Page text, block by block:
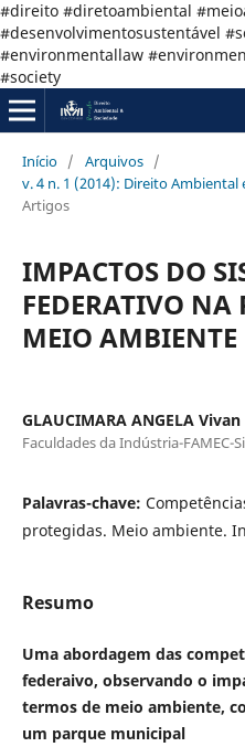
#direito #diretoambiental
#desenvolvimentosustentável
#environmentallaw
#society
Início / Arquivos /
v. 4 n. 1 (2014): Direito Ambiental
Artigos
IMPACTOS DO
FEDERATIVO NA
MEIO AMBIENTE
GLAUCIMARA ANGELA Vivan
Faculdades da Indústria-FAMEC-
Palavras-chave:
protegidas. Meio ambiente.
Resumo
Uma abordagem das
federaivo, observando o
termos de meio ambiente,
um parque municipal